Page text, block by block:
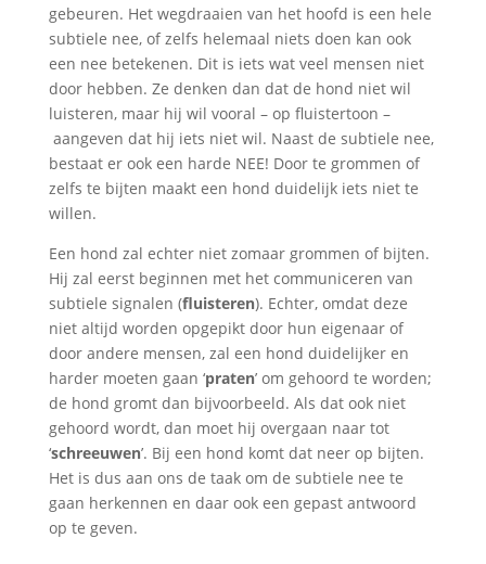
gebeuren. Het wegdraaien van het hoofd is een hele
subtiele nee, of zelfs helemaal niets doen kan ook
een nee betekenen. Dit is iets wat veel mensen niet
door hebben. Ze denken dan dat de hond niet wil
luisteren, maar hij wil vooral – op fluistertoon –
aangeven dat hij iets niet wil. Naast de subtiele nee,
bestaat er ook een harde NEE! Door te grommen of
zelfs te bijten maakt een hond duidelijk iets niet te
willen.
Een hond zal echter niet zomaar grommen of bijten.
Hij zal eerst beginnen met het communiceren van
subtiele signalen (fluisteren). Echter, omdat deze
niet altijd worden opgepikt door hun eigenaar of
door andere mensen, zal een hond duidelijker en
harder moeten gaan ‘praten’ om gehoord te worden;
de hond gromt dan bijvoorbeeld. Als dat ook niet
gehoord wordt, dan moet hij overgaan naar tot
‘schreeuwen’. Bij een hond komt dat neer op bijten.
Het is dus aan ons de taak om de subtiele nee te
gaan herkennen en daar ook een gepast antwoord
op te geven.